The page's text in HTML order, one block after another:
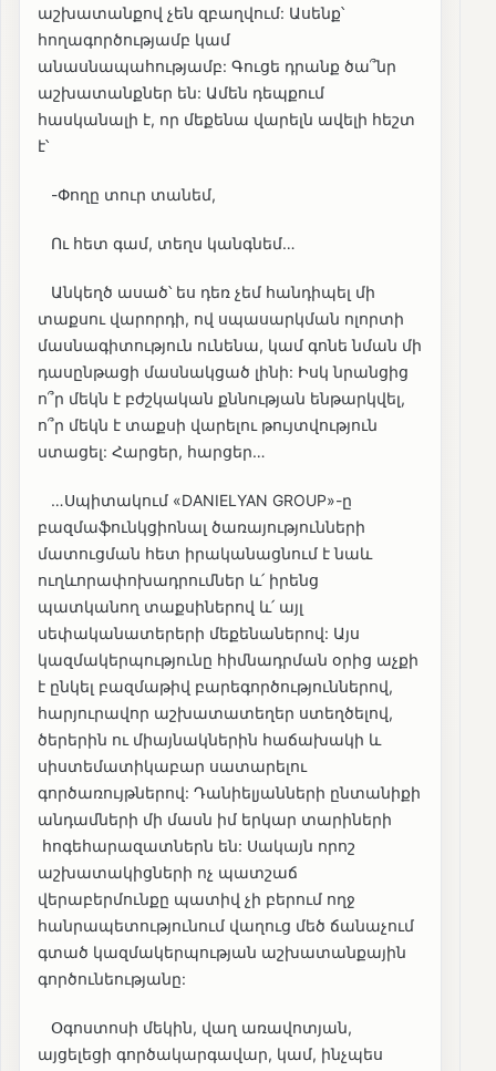
աշխատանքով չեն զբաղվում: Ասենք՝
հողագործությամբ կամ
անասնապահությամբ: Գուցե դրանք ծա՞նր
աշխատանքներ են: Ամեն դեպքում
հասկանալի է, որ մեքենա վարելն ավելի հեշտ
է՝
-Փողը տուր տանեմ,
Ու հետ գամ, տեղս կանգնեմ…
Անկեղծ ասած՝ ես դեռ չեմ հանդիպել մի
տաքսու վարորդի, ով սպասարկման ոլորտի
մասնագիտություն ունենա, կամ գոնե նման մի
դասընթացի մասնակցած լինի: Իսկ նրանցից
ո՞ր մեկն է բժշկական քննության ենթարկվել,
ո՞ր մեկն է տաքսի վարելու թույտվություն
ստացել: Հարցեր, հարցեր…
…Սպիտակում «DANIELYAN GROUP»-ը
բազմաֆունկցիոնալ ծառայությունների
մատուցման հետ իրականացնում է նաև
ուղևորափոխադրումներ և՛ իրենց
պատկանող տաքսիներով և՛ այլ
սեփականատերերի մեքենաներով: Այս
կազմակերպությունը հիմնադրման օրից աչքի
է ընկել բազմաթիվ բարեգործություններով,
հարյուրավոր աշխատատեղեր ստեղծելով,
ծերերին ու միայնակներին հաճախակի և
սիստեմատիկաբար սատարելու
գործառույթներով: Դանիելյանների ընտանիքի
անդամների մի մասն իմ երկար տարիների
հոգեհարազատներն են: Սակայն որոշ
աշխատակիցների ոչ պատշաճ
վերաբերմունքը պատիվ չի բերում ողջ
հանրապետությունում վաղուց մեծ ճանաչում
գտած կազմակերպության աշխատանքային
գործունեությանը:
Օգոստոսի մեկին, վաղ առավոտյան,
այցելեցի գործակարգավար, կամ, ինչպես